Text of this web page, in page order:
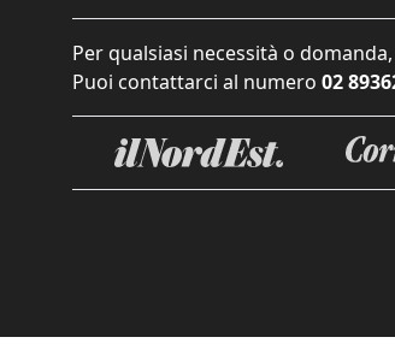
Per qualsiasi necessità o
Puoi contattarci al numero 02